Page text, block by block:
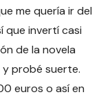
me quería ir del
que invertí casi
de la novela
probé suerte.
euros o así en